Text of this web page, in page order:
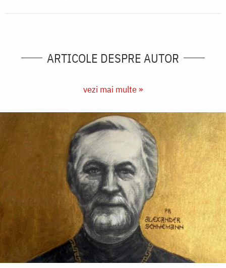
ARTICOLE DESPRE AUTOR
vezi mai multe »